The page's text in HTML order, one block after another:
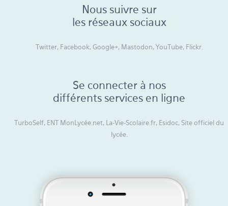
Nous suivre sur
les réseaux sociaux
Twitter, Facebook, Google+, Mastodon, YouTube, Flickr.
Se connecter à nos
différents services en ligne
TurboSelf, ENT MonLycée.net, La-Vie-Scolaire.fr, Esidoc, Site officiel du
lycée.